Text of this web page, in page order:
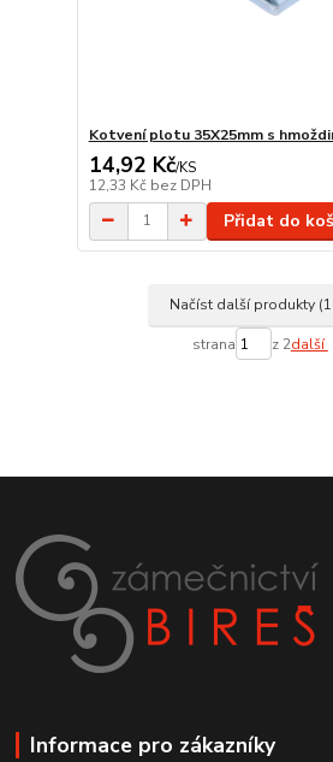
Kotvení plotu 35X25mm s
14,92 Kč/KS
12,33 Kč bez DPH
Přidat do
Načíst další produkty
strana z 2další
Informace pro zákazníky